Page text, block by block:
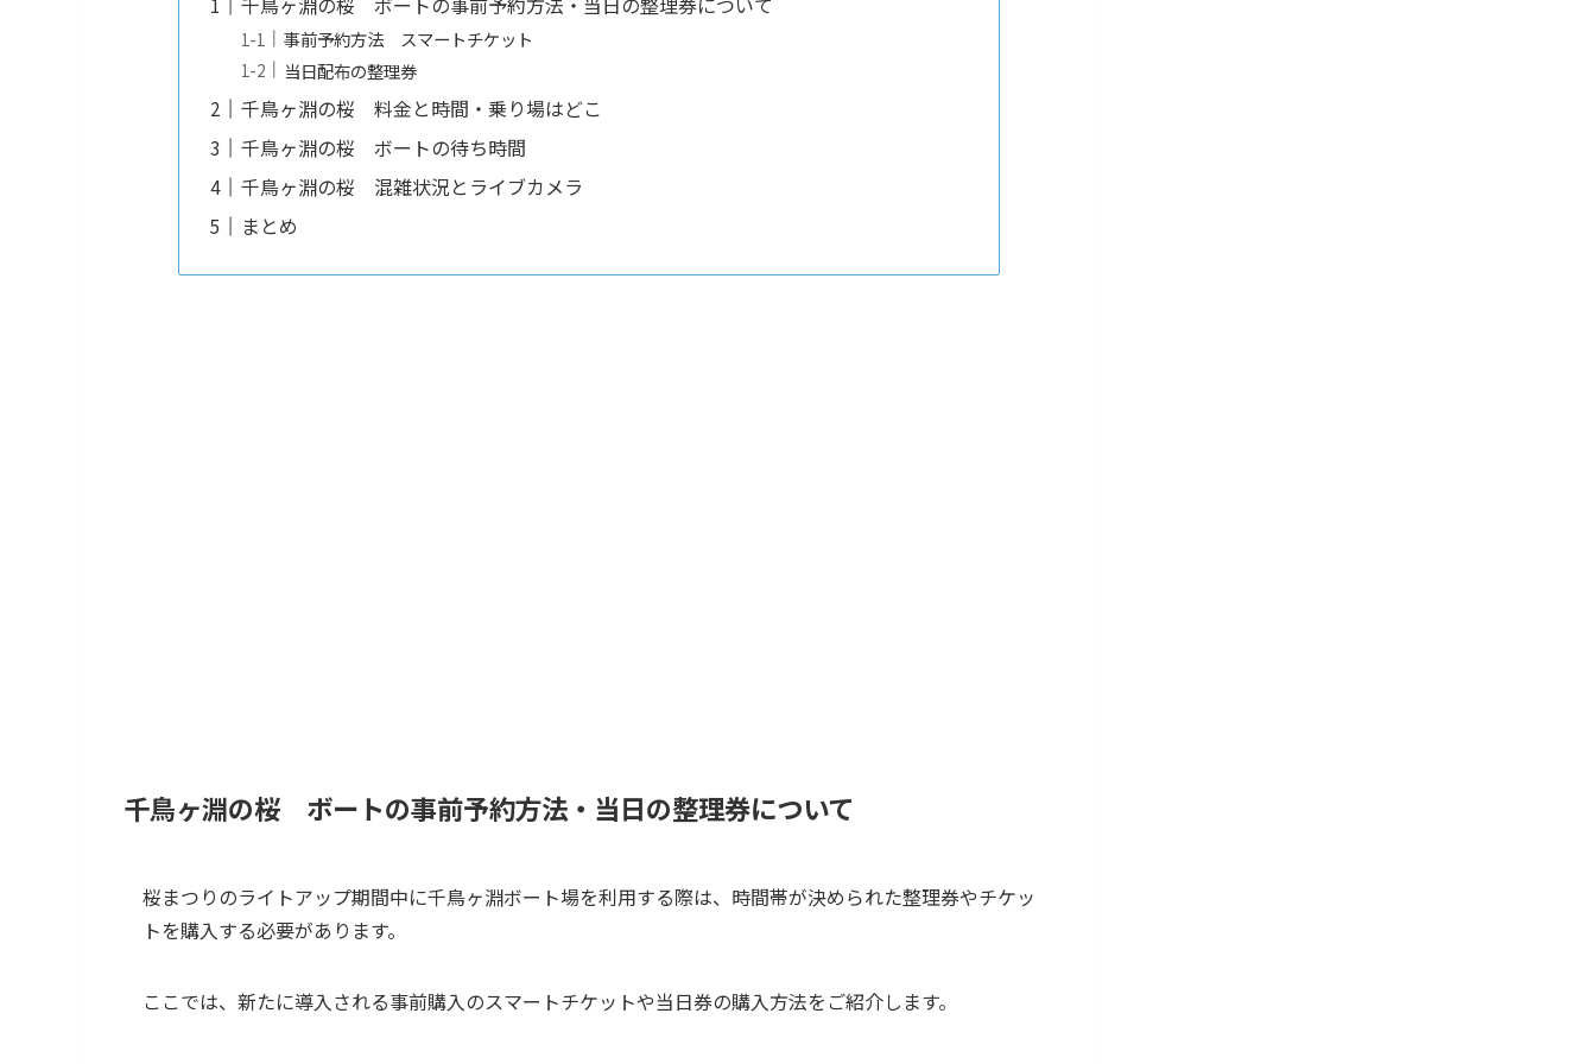
事前予約方法 スマートチケット
当日配布の整理券
千鳥ヶ淵の桜 料金と時間・乗り場はどこ
千鳥ヶ淵の桜 ボートの待ち時間
千鳥ヶ淵の桜 混雑状況とライブカメラ
まとめ
千鳥ヶ淵の桜 ボートの事前予約方法・当日の整理券について
桜まつりのライトアップ期間中に千鳥ヶ淵ボート場を利用する際は、時間帯が決められた整理券やチケッ
トを購入する必要があります。
ここでは、新たに導入される事前購入のスマートチケットや当日券の購入方法をご紹介します。